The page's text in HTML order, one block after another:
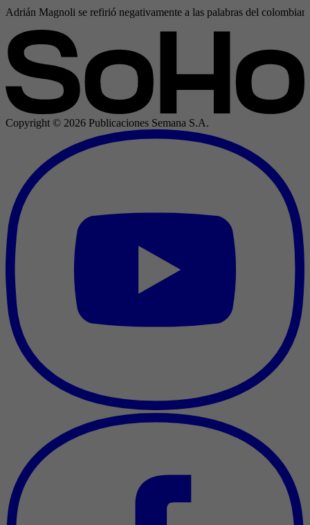
Adrián Magnoli se refirió negativamente a las palabras del
Copyright © 2026 Publicaciones Semana S.A.